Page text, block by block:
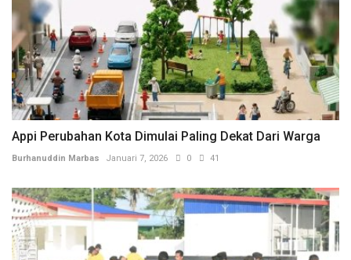
Appi Perubahan Kota Dimulai Paling Dekat Dari Warga
Burhanuddin Marbas Januari 7, 2026 0 41